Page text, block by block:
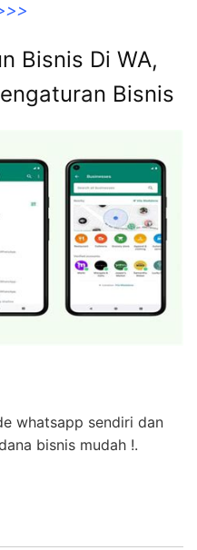
Bisnis Di WA,
Bisnis
whatsapp sendiri dan
bisnis mudah !.